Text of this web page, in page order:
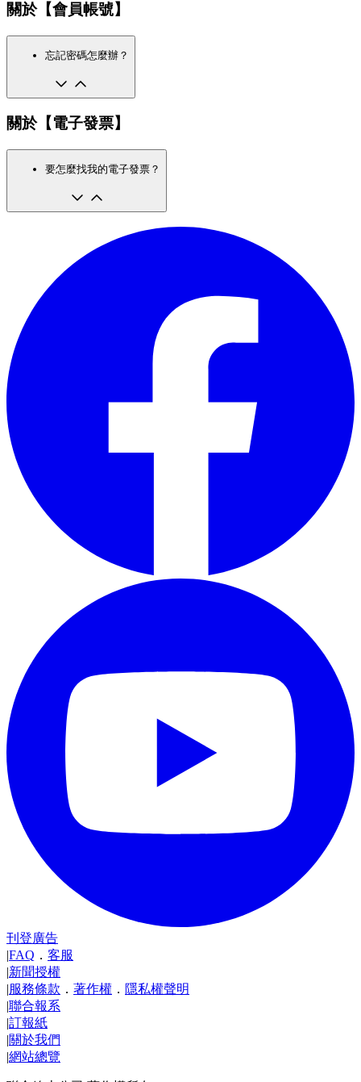
關於【會員帳號】
忘記密碼怎麼辦？
關於【電子發票】
要怎麼找我的電子發票？
刊登廣告
|FAQ ． 客服
|新聞授權
|服務條款 ． 著作權 ． 隱私權聲明
|聯合報系
|訂報紙
|關於我們
|網站總覽